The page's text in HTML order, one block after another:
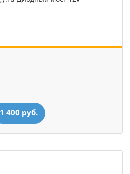
1 400 руб.